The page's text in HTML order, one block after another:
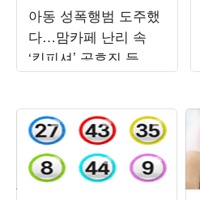
아동 성폭행범 도주했
다…맘카페 난리 속
‘킹피셔’ 공효진 등판
(‘유부녀 킬러’)